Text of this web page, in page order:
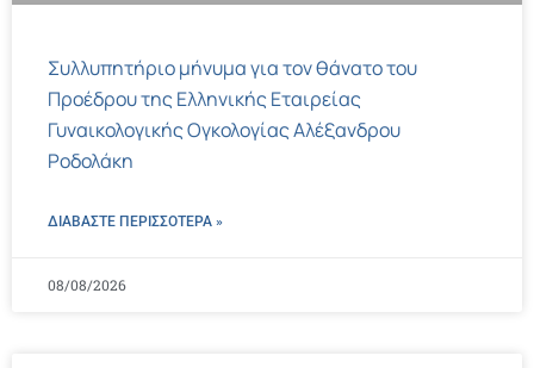
Συλλυπητήριο μήνυμα για τον θάνατο του
Προέδρου της Ελληνικής Εταιρείας
Γυναικολογικής Ογκολογίας Αλέξανδρου
Ροδολάκη
ΔΙΑΒΑΣΤΕ ΠΕΡΙΣΣΌΤΕΡΑ »
08/08/2026